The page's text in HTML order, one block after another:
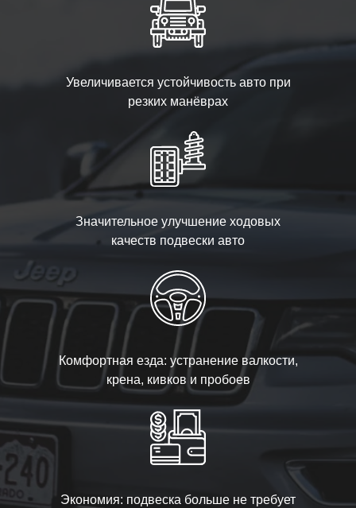
Увеличивается устойчивость авто при
резких манёврах
Значительное улучшение ходовых
качеств подвески авто
Комфортная езда: устранение валкости,
крена, кивков и пробоев
Экономия: подвеска больше не требует